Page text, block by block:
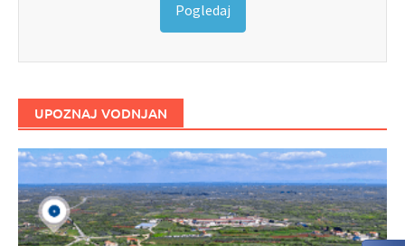
Pogledaj
UPOZNAJ VODNJAN